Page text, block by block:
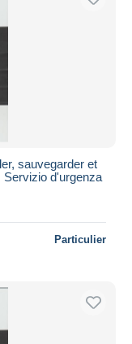
sauvegarder et
Servizio d'urgenza
Particulier